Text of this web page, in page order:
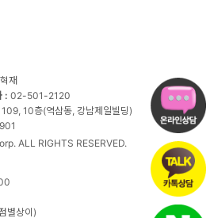
재
: 02-501-2120
10층(역삼동, 강남제일빌딩)
ALL RIGHTS RESERVED.
별상이)